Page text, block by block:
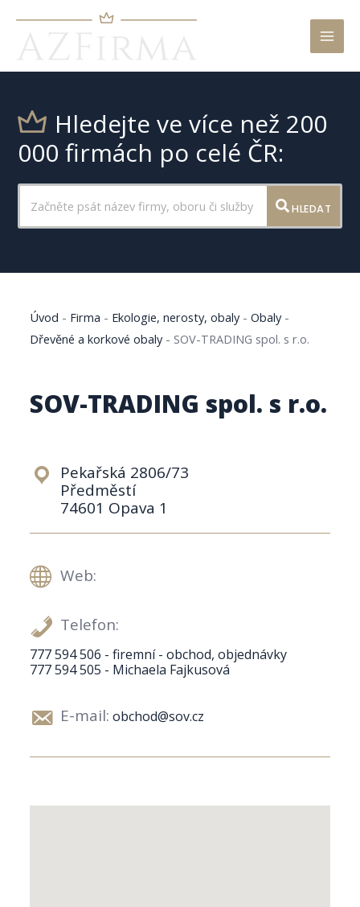
Hledejte ve více než 200
000 firmách po celé ČR:
HLEDAT
Úvod - Firma - Ekologie, nerosty, obaly-Obaly-
Dřevěné a korkové obaly- SOV-TRADING spol. s r.o.
SOV-TRADING spol. s r.o.
Pekařská 2806/73
Předměstí
74601 Opava 1
Web:
Telefon:
777 594 506 - firemní - obchod, objednávky
777 594 505 - Michaela Fajkusová
E-mail: obchod@sov.cz